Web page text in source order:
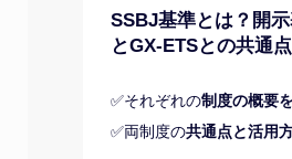
SSBJ基準とは？開
とGX-ETSとの共通点
✅それぞれの制度の概要
✅両制度の共通点と活用